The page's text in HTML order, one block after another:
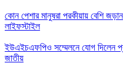
কোন পেশার মানুষরা পরকীয়ায় বেশি
লাইফস্টাইল
ইউএইচএফপিও সম্মেলনে যোগ দিলেন
জাতীয়